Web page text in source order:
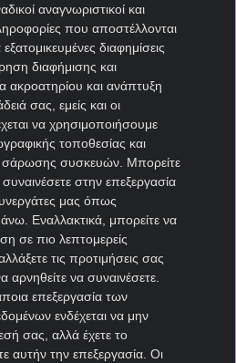
αναγνωριστικοί και
που αποστέλλονται
διαφημίσεις
διαφήμισης και
ακροατηρίου και ανάπτυξη
σας, εμείς και οι
να χρησιμοποιήσουμε
τοποθεσίας και
συσκευών. Μπορείτε
συναινέσετε στην επεξεργασία
μας όπως
Εναλλακτικά, μπορείτε να
σε πιο λεπτομερείς
τις προτιμήσεις σας
αρνηθείτε να συναινέσετε.
επεξεργασία των
ενδέχεται να μην
σας, αλλά έχετε το
αυτήν την επεξεργασία. Οι
η πρώτη αγωνιστική στον
και Ιορδανία (07:00).
Ράνγκνικ επιστρέφουν σε
το 1998 με φιλοδοξία να
γίνεται χάρη στην
γενιά τους, την ώρα που η
πρωτάρηδων που
του αριθμού των
εκπλήξεις.
X:5.10 2:8.30
καθημερινά να βρουν
παιχνίδιακαι κορυφαίο
σουκαι στο Παγκόσμιο